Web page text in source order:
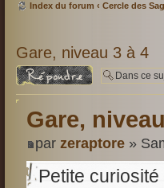
Index du forum ‹ Cercle des
Gare, niveau 3 à 4
Répondre
Gare,
par zeraptore »
Petite